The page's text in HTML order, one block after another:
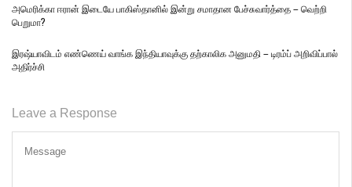
அமெரிக்கா ஈரான் இடையே பாகிஸ்தானில் இன்று சமாதான பேச்சுவார்த்தை – வெற்றி
பெறுமா?
இரஷ்யாவிடம் எண்ணெய் வாங்க இந்தியாவுக்கு தற்காலிக அனுமதி – டிரம்ப் அறிவிப்பால்
அதிர்ச்சி
Leave a Response